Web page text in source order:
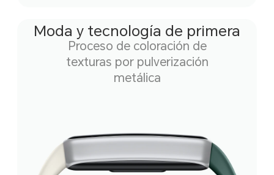
Moda y tecnología de primera
Proceso de coloración de
texturas por pulverización
metálica